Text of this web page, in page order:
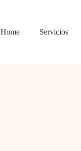
Home
Servicios